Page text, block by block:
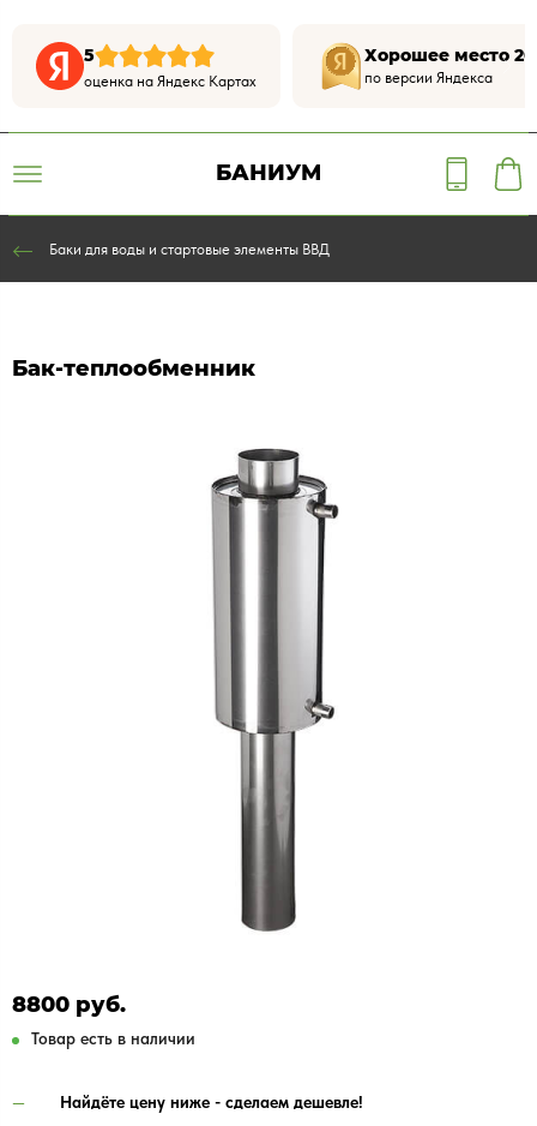
5
оценка на Яндекс Картах
Хорошее место
по версии Яндекса
БАНИУМ
Баки для воды и стартовые элементы ВВД
Бак-теплообменник
8800 руб.
Товар есть в наличии
Найдёте цену ниже - сделаем дешевле!